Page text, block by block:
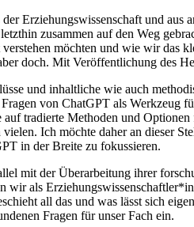
Erziehungswissenschaft und
zusammen auf den Weg
möchten und wie wir das
doch. Mit Veröffentlichung des
und inhaltliche wie auch
von ChatGPT als Werkzeug
tradierte Methoden und
Ich möchte daher an dieser
in der Breite zu fokussieren.
mit der Überarbeitung ihrer
wir als
all das und was lässt sich
Fragen für unser Fach ein.